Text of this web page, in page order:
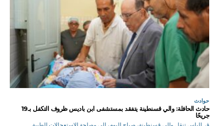
حوادث
حادث الحافلة: والي قسنطينة يتفقد بمستشفى ابن باديس ظروف التكفل بـ19
جريحًا